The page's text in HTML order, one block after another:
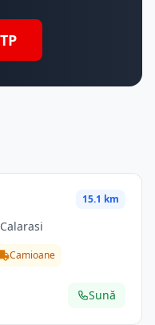
15.1 km
Camioane
Sună